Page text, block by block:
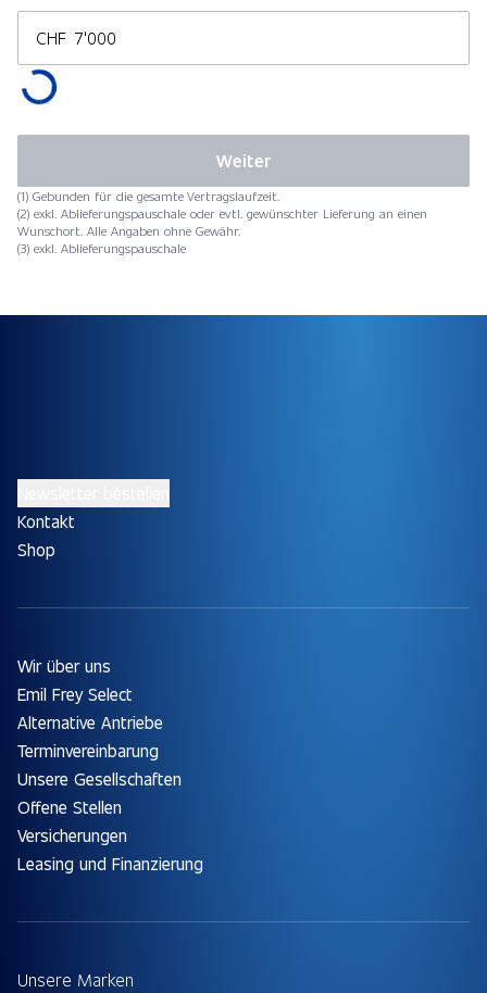
CHF
(1) Gebunden für die gesamte Vertragslaufzeit.
(2) exkl. Ablieferungspauschale oder evtl. gewünschter Lieferung an einen
Wunschort. Alle Angaben ohne Gewähr.
(3) exkl. Ablieferungspauschale
Weiter
Kontakt
Shop
Wir über uns
Emil Frey Select
Alternative Antriebe
Terminvereinbarung
Unsere Gesellschaften
Offene Stellen
Versicherungen
Leasing und Finanzierung
Unsere Marken